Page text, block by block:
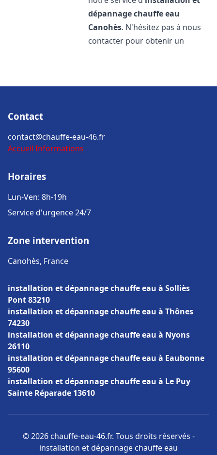
dépannage chauffe eau
Canohès. N'hésitez pas à nous
contacter pour obtenir un
Contact
contact@chauffe-eau-46.fr
Accueil Informations
Horaires
Lun-Ven: 8h-19h
Service d'urgence 24/7
Zone intervention
Canohès, France
installation et dépannage chauffe eau à Solliès
Pont 83210
installation et dépannage chauffe eau à Thônes
74230
installation et dépannage chauffe eau à Nyons
26110
installation et dépannage chauffe eau à Eaubonne
95600
installation et dépannage chauffe eau à Le Puy
Sainte Réparade 13610
© 2026 chauffe-eau-46.fr. Tous droits réservés -
installation et dépannage chauffe eau